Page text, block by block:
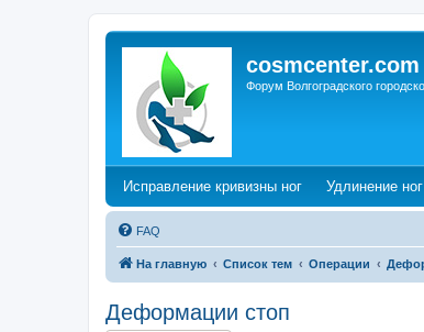
cosmcenter.com
Форум Волгоградского
Исправление кривизны ног(Opens a new tab)
Удлинение ног
FAQ
На главную Список тем Операции
Деформации стоп